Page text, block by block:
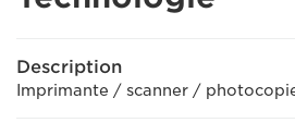
Description
Imprimante / scanner /